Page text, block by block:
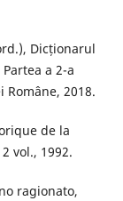
Dicționarul
a 2-a
Române, 2018.
de la
vol., 1992.
ragionato,